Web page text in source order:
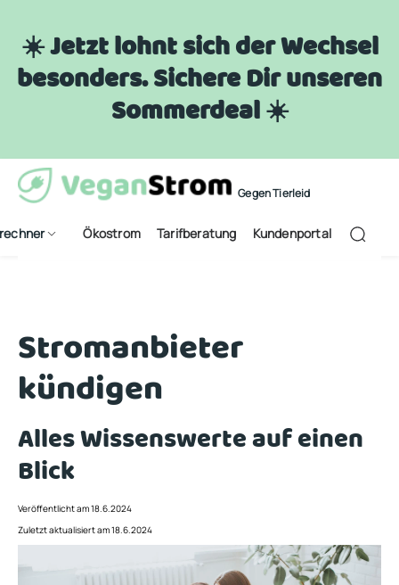
☀️ Jetzt lohnt sich der Wechsel
besonders. Sichere Dir unseren
Sommerdeal ☀️
Gegen Tierleid
Ökostrom Tarifberatung Kundenportal
Stromanbieter
kündigen
Alles Wissenswerte auf einen
Blick
Veröffentlicht am 18.6.2024
Zuletzt aktualisiert am 18.6.2024